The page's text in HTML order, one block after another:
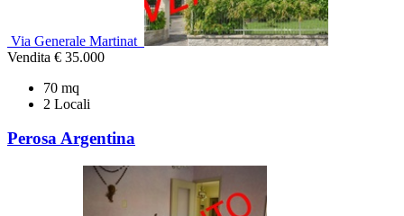
Via Generale Martinat
Vendita € 35.000
70 mq
2 Locali
Perosa Argentina